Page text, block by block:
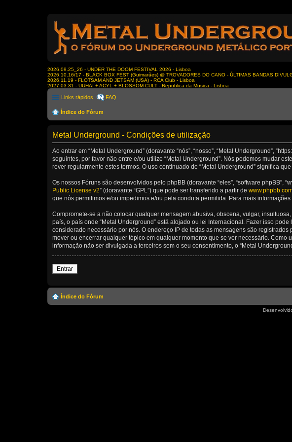
2026.09.25_26 - UNDER THE DOOM FESTIVAL 2026 - Lisboa
2026.10.16/17 - BLACK BOX FEST (Guimarães) @ TROVADORES DO CANO - ÚLTIMAS BANDAS
2026.11.19 - FLOTSAM AND JETSAM (USA) - RCA Club - Lisboa
2027.03.31 - UUHAI + ACYL + BLOSSOM CULT - Republica da Musica - Lisboa
Links rápidos FAQ
Índice do Fórum
Metal Underground - Condições de utilização
Ao entrar em “Metal Underground” (doravante “nós”, “nosso”, “Metal Underground”,
seguintes, por favor não entre e/ou utilize “Metal Underground”. Nós podemos mudar
rever regularmente estes termos. O uso continuado de “Metal Underground” significa
Os nossos Fóruns são desenvolvidos pelo phpBB (doravante “eles”, “software phpBB”,
Public License v2” (doravante “GPL”) que pode ser transferido a partir de
que nós permitimos e/ou impedimos e/ou pela conduta permitida. Para mais
Compromete-se a não colocar qualquer mensagem abusiva, obscena, vulgar,
país, o país onde “Metal Underground” está alojado ou lei Internacional. Fazer isso
considerado necessário por nós. O endereço IP de todas as mensagens são
mover ou encerrar qualquer tópico em qualquer momento que se ver necessário.
informação não ser divulgada a terceiros sem o seu consentimento, o “Metal
Entrar
Índice do Fórum